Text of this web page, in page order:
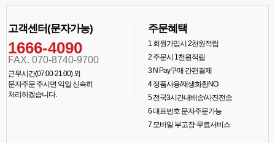
고객센터(문자가능)
1666-4090
FAX. 070-8740-9700
근무시간(07:00-21:00) 외
문자주문 주시면 익일 신속히
처리하겠습니다.
주문혜택
1회원가입시 2천원적립
2주문시 1천원적립
3N Pay구매 간편결제
4정품사용/재생화환NO
5전국3시간내배송/사진전송
6대표번호 문자주문가능
7모바일 부고장-무료서비스